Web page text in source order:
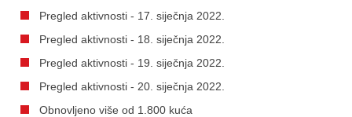
Pregled aktivnosti - 17. siječnja 2022.
Pregled aktivnosti - 18. siječnja 2022.
Pregled aktivnosti - 19. siječnja 2022.
Pregled aktivnosti - 20. siječnja 2022.
Obnovljeno više od 1.800 kuća